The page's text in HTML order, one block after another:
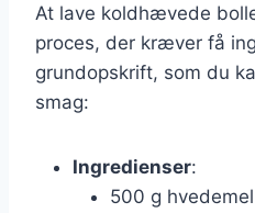
At lave koldhævede
proces, der kræver få
grundopskrift, som du
smag:
Ingredienser:
500 g hvedemel